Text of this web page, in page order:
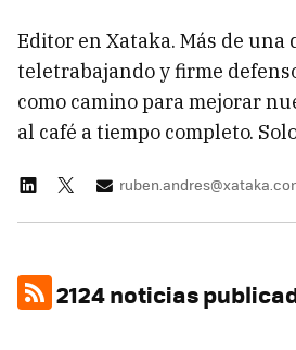
Editor en Xataka. Más de una
teletrabajando y firme
como camino para mejorar
al café a tiempo completo.
2124 noticias